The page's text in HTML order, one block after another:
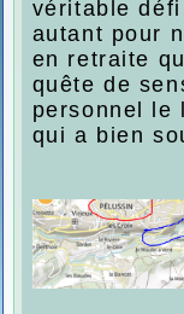
véritable
autant pour
en retraite
quête de
personnel le
qui a bien